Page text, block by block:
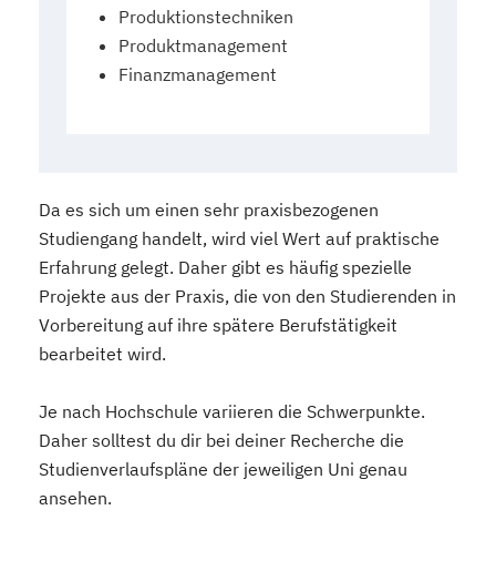
Produktionstechniken
Produktmanagement
Finanzmanagement
Da es sich um einen sehr praxisbezogenen
Studiengang handelt, wird viel Wert auf praktische
Erfahrung gelegt. Daher gibt es häufig spezielle
Projekte aus der Praxis, die von den Studierenden in
Vorbereitung auf ihre spätere Berufstätigkeit
bearbeitet wird.
Je nach Hochschule variieren die Schwerpunkte.
Daher solltest du dir bei deiner Recherche die
Studienverlaufspläne der jeweiligen Uni genau
ansehen.